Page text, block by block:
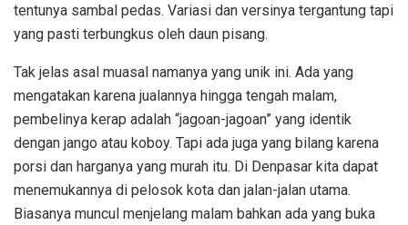
tentunya sambal pedas. Variasi dan versinya tergantung tapi
yang pasti terbungkus oleh daun pisang.
Tak jelas asal muasal namanya yang unik ini. Ada yang
mengatakan karena jualannya hingga tengah malam,
pembelinya kerap adalah “jagoan-jagoan” yang identik
dengan jango atau koboy. Tapi ada juga yang bilang karena
porsi dan harganya yang murah itu. Di Denpasar kita dapat
menemukannya di pelosok kota dan jalan-jalan utama.
Biasanya muncul menjelang malam bahkan ada yang buka